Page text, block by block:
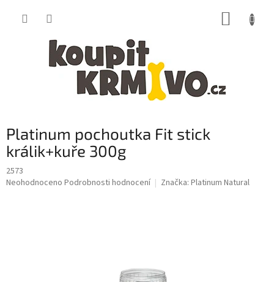
Platinum pochoutka Fit stick
králik+kuře 300g
2573
Průměrné
Neohodnoceno Podrobnosti hodnocení Značka: Platinum Natural